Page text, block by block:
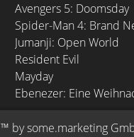
Avengers 5: Doomsday
Spider-Man 4: Brand
Jumanji: Open World
Resident Evil
Mayday
Ebenezer: Eine
™ by some.marketing